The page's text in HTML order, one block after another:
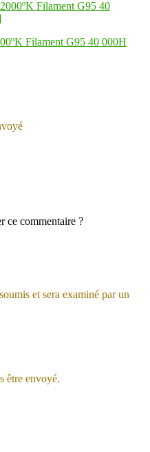
Filament G95 40 000H
ce commentaire ?
et sera examiné par un
être envoyé.